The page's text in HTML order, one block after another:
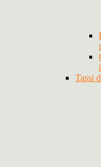
Tassi